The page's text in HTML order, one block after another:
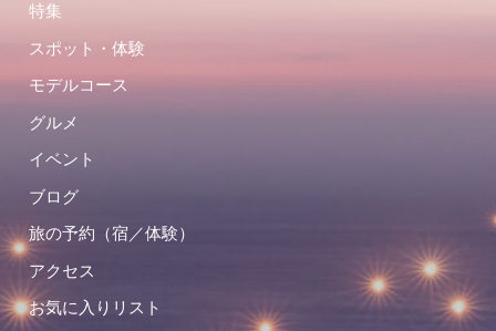
特集
スポット・体験
モデルコース
グルメ
イベント
ブログ
旅の予約（宿／体験）
アクセス
お気に入りリスト